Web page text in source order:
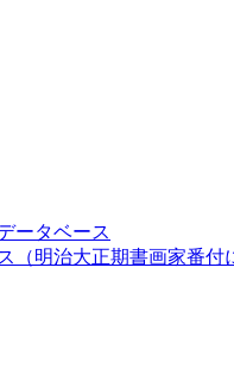
ータベース
（明治大正期書画家番付